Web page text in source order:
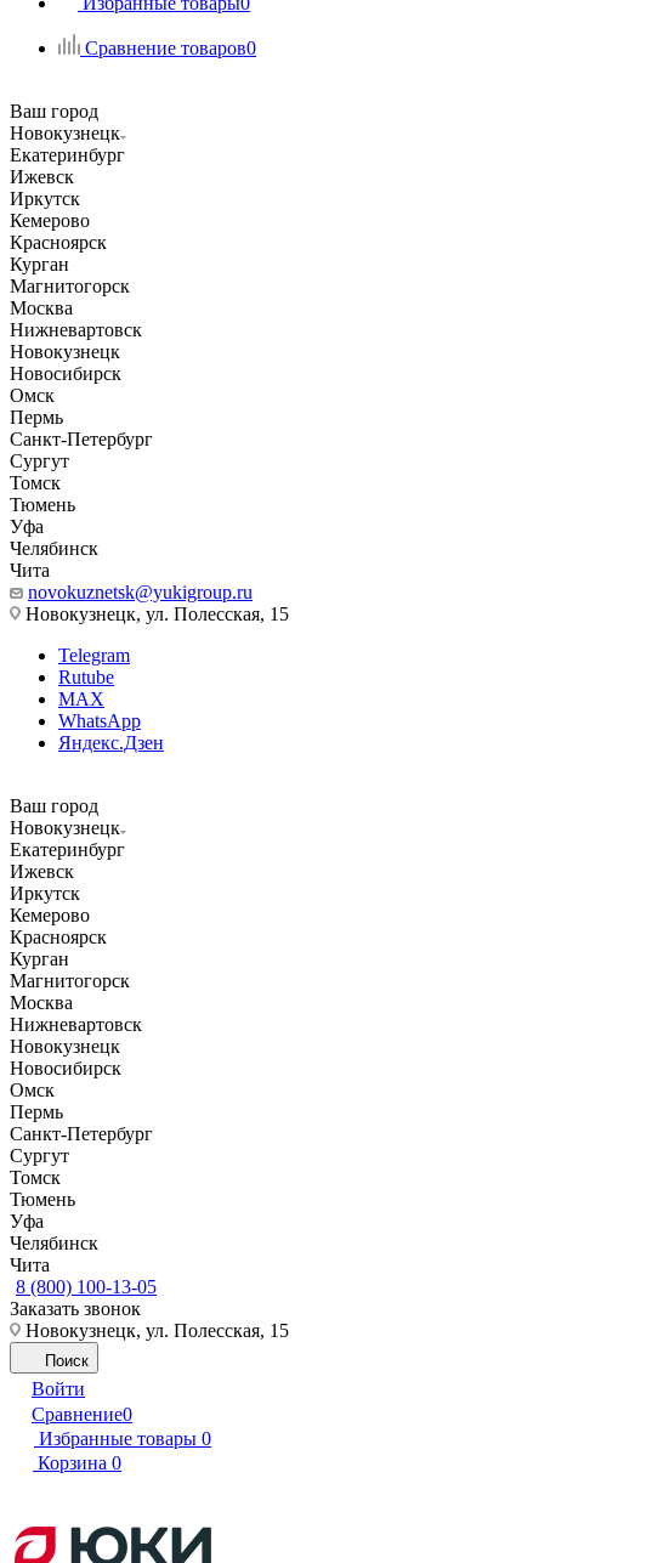
Сравнение товаров0
Ваш город
Новокузнецк
Екатеринбург
Ижевск
Иркутск
Кемерово
Красноярск
Курган
Магнитогорск
Москва
Нижневартовск
Новокузнецк
Новосибирск
Омск
Пермь
Санкт-Петербург
Сургут
Томск
Тюмень
Уфа
Челябинск
Чита
novokuznetsk@yukigroup.ru
Новокузнецк, ул. Полесская, 15
Telegram
Rutube
MAX
WhatsApp
Яндекс.Дзен
Ваш город
Новокузнецк
Екатеринбург
Ижевск
Иркутск
Кемерово
Красноярск
Курган
Магнитогорск
Москва
Нижневартовск
Новокузнецк
Новосибирск
Омск
Пермь
Санкт-Петербург
Сургут
Томск
Тюмень
Уфа
Челябинск
Чита
8 (800) 100-13-05
Заказать звонок
Новокузнецк, ул. Полесская, 15
Поиск
Войти
Сравнение0
Избранные товары 0
Корзина 0